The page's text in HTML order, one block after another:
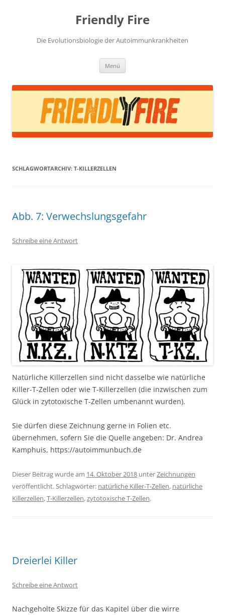
Friendly Fire
Die Evolutionsbiologie der Autoimmunkrankheiten
Menü
SCHLAGWORTARCHIV: T-KILLERZELLEN
Abb. 7: Verwechslungsgefahr
Schreibe eine Antwort
Natürliche Killerzellen sind nicht dasselbe wie natürliche
Killer-T-Zellen oder wie T-Killerzellen (die inzwischen zum
Glück in zytotoxische T-Zellen umbenannt wurden).
Sie dürfen diese Zeichnung gerne in Folien etc.
übernehmen, sofern Sie die Quelle angeben: Dr. Andrea
Kamphuis, https://autoimmunbuch.de
Dieser Beitrag wurde am 14. Oktober 2018 unterZeichnungen
veröffentlicht. Schlagwörter: natürliche Killer-T-Zellen, natürliche
Killerzellen,T-Killerzellen,zytotoxische T-Zellen.
Dreierlei Killer
Schreibe eine Antwort
Nachgeholte Skizze für das Kapitel über die wirre